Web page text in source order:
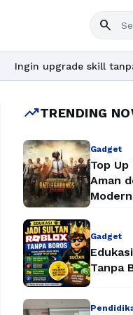
search
skill tanpa ribet?
trending_upTRENDING
Gadget
Top Up
Aman
Modern
Gadget
Tanpa